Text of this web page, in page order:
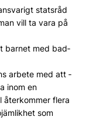
statsråd
vill ta vara på
barnet med bad­
arbete med att
inom en
återkommer flera
som